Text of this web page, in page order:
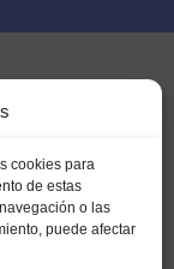
cookies para
de estas
o las
puede afectar